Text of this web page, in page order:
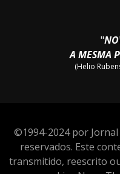
"
A MESMA
(Helio
©1994-2024 por
reservados. Este
transmitido, reescrito